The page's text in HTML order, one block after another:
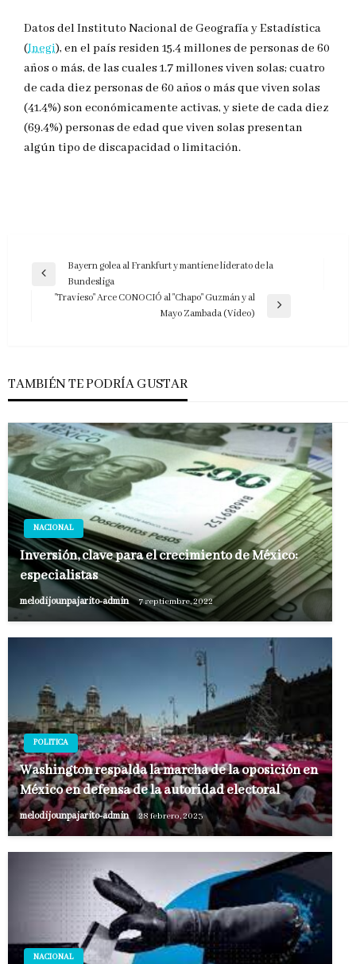
Datos del Instituto Nacional de Geografía y Estadística
(Inegi), en el país residen 15.4 millones de personas de 60
años o más, de las cuales 1.7 millones viven solas; cuatro
de cada diez personas de 60 años o más que viven solas
(41.4%) son económicamente activas, y siete de cada diez
(69.4%) personas de edad que viven solas presentan
algún tipo de discapacidad o limitación.
Navegación
Entrada
anterior
Bayern golea al Frankfurt y mantiene liderato de la
Bundesliga
"Travieso" Arce CONOCIÓ al "Chapo" Guzmán y al
Mayo Zambada (Video)
TAMBIÉN TE PODRÍA GUSTAR
NACIONAL
Inversión, clave para el crecimiento de México:
especialistas
melodijounpajarito-admin 7 septiembre, 2022
POLITICA
Washington respalda la marcha de la oposición en
México en defensa de la autoridad electoral
melodijounpajarito-admin 28 febrero, 2023
NACIONAL